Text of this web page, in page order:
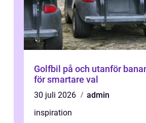
Golfbil på och utanför banan en
för smartare val
30 juli 2026
admin
inspiration